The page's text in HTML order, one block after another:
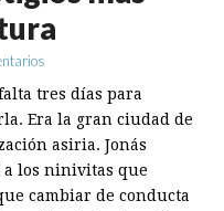
tres días para
Era la gran ciudad de
asiria. Jonás
los ninivitas que
cambiar de conducta